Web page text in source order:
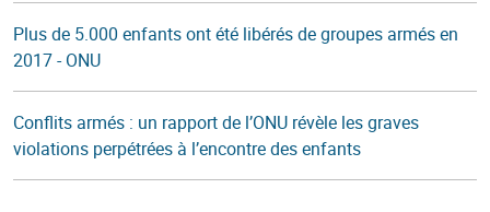
Plus de 5.000 enfants ont été libérés de groupes armés en
2017 - ONU
Conflits armés : un rapport de l’ONU révèle les graves
violations perpétrées à l’encontre des enfants